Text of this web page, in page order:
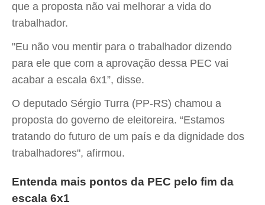
que a proposta não vai melhorar a vida do
trabalhador.
"Eu não vou mentir para o trabalhador dizendo
para ele que com a aprovação dessa PEC vai
acabar a escala 6x1”, disse.
O deputado Sérgio Turra (PP-RS) chamou a
proposta do governo de eleitoreira. “Estamos
tratando do futuro de um país e da dignidade dos
trabalhadores", afirmou.
Entenda mais pontos da PEC pelo fim da
escala 6x1